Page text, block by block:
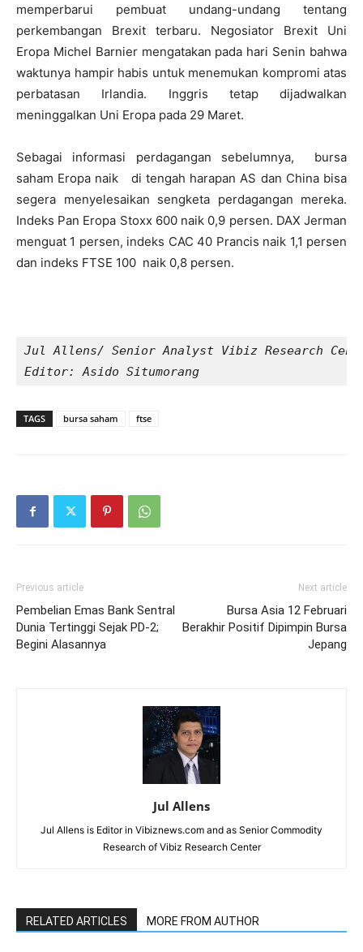
memperbarui pembuat undang-undang tentang
perkembangan Brexit terbaru. Negosiator Brexit Uni
Eropa Michel Barnier mengatakan pada hari Senin bahwa
waktunya hampir habis untuk menemukan kompromi atas
perbatasan Irlandia. Inggris tetap dijadwalkan
meninggalkan Uni Eropa pada 29 Maret.
Sebagai informasi perdagangan sebelumnya, bursa
saham Eropa naik di tengah harapan AS dan China bisa
segera menyelesaikan sengketa perdagangan mereka.
Indeks Pan Eropa Stoxx 600 naik 0,9 persen. DAX Jerman
menguat 1 persen, indeks CAC 40 Prancis naik 1,1 persen
dan indeks FTSE 100 naik 0,8 persen.
Jul Allens/ Senior Analyst Vibiz Research
Editor: Asido Situmorang
TAGS bursa saham ftse
Previous article
Pembelian Emas Bank Sentral
Dunia Tertinggi Sejak PD-2;
Begini Alasannya
Next article
Bursa Asia 12 Februari
Berakhir Positif Dipimpin Bursa
Jepang
Jul Allens
Jul Allens is Editor in Vibiznews.com and as Senior Commodity
Research of Vibiz Research Center
RELATED ARTICLES MORE FROM AUTHOR